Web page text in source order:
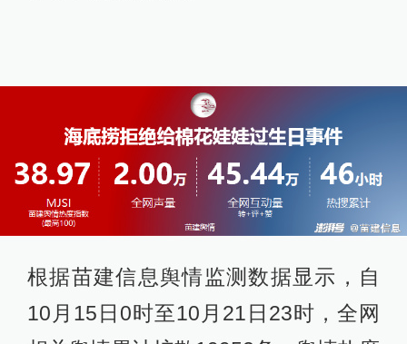
根据苗建信息舆情监测数据显示，自
10月15日0时至10月21日23时，全网